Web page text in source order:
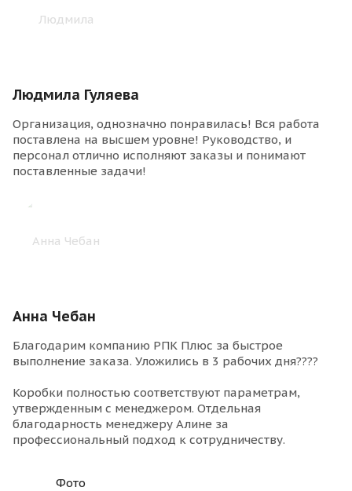
Людмила Гуляева
Организация, однозначно понравилась! Вся работа
поставлена на высшем уровне! Руководство, и
персонал отлично исполняют заказы и понимают
поставленные задачи!
Анна Чебан
Благодарим компанию РПК Плюс за быстрое
выполнение заказа. Уложились в 3 рабочих дня????
Коробки полностью соответствуют параметрам,
утвержденным с менеджером. Отдельная
благодарность менеджеру Алине за
профессиональный подход к сотрудничеству.
Фото